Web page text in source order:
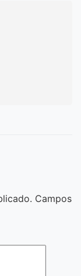
Campos